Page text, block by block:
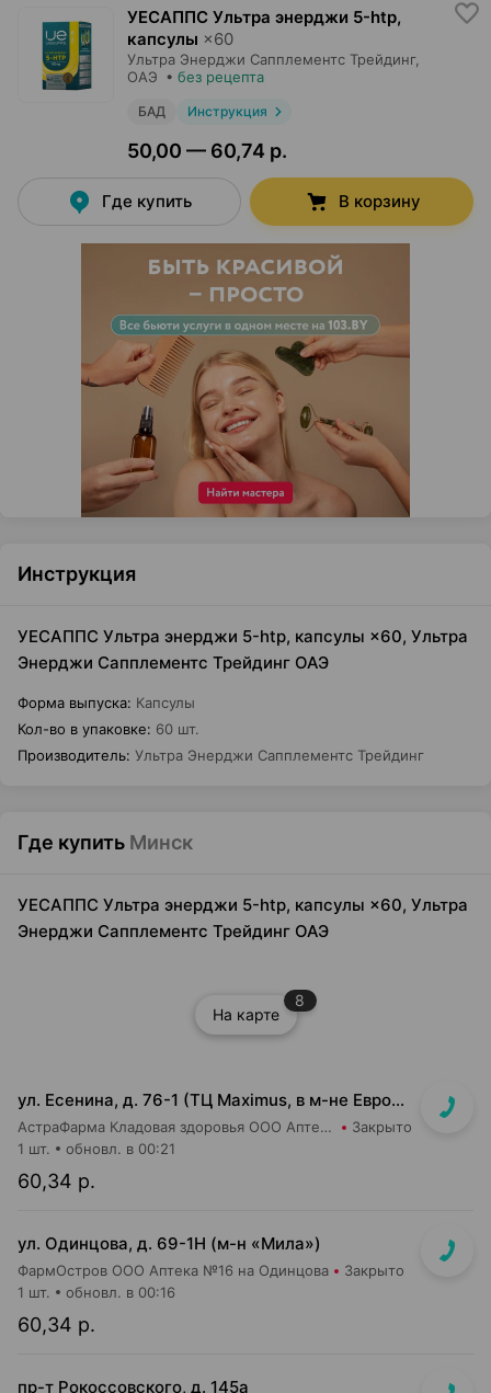
УЕСАППС Ультра энерджи 5-htp,
капсулы ×60
Ультра Энерджи Сапплементс Трейдинг,
ОАЭ • без рецепта
БАД Инструкция
50,00 — 60,74 р.
Где купить В корзину
Инструкция
УЕСАППС Ультра энерджи 5-htp, капсулы ×60, Ультра
Энерджи Сапплементс Трейдинг ОАЭ
Форма выпуска: Капсулы
Кол-во в упаковке: 60 шт.
Производитель: Ультра Энерджи Сапплементс Трейдинг
Где купить Минск
УЕСАППС Ультра энерджи 5-htp, капсулы ×60, Ультра
Энерджи Сапплементс Трейдинг ОАЭ
На карте
8
ул. Есенина, д. 76-1 (ТЦ Maximus, в м-не Евроопт Super)
АстраФарма Кладовая здоровья ООО Аптека №9 Закрыто
60,34 р.
1 шт. обновл. в 00:21
ул. Одинцова, д. 69-1Н (м-н «Мила»)
ФармОстров ООО Аптека №16 на Одинцова Закрыто
60,34 р.
1 шт. обновл. в 00:16
пр-т Рокоссовского, д. 145а